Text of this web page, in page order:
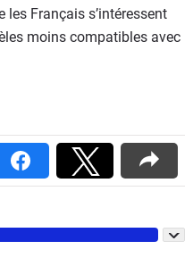
les Français s’intéressent
moins compatibles avec